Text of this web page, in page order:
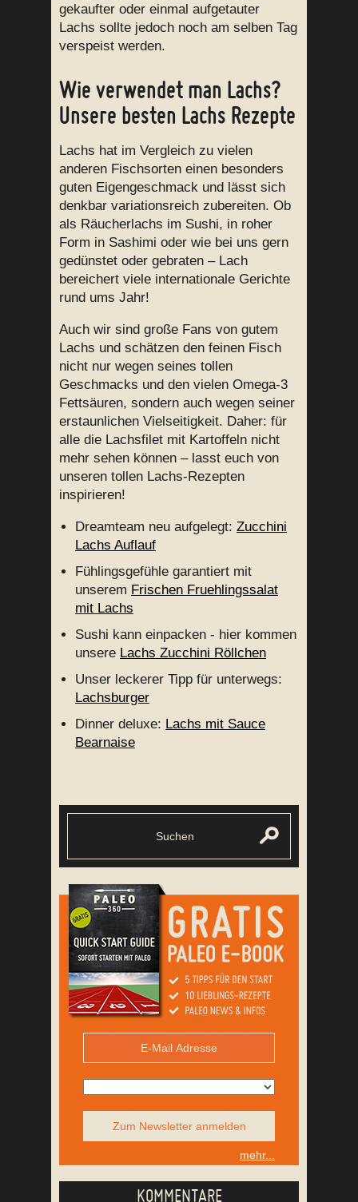
gekaufter oder einmal aufgetauter
Lachs sollte jedoch noch am selben Tag
verspeist werden.
Wie verwendet man Lachs?
Unsere besten Lachs Rezepte
Lachs hat im Vergleich zu vielen
anderen Fischsorten einen besonders
guten Eigengeschmack und lässt sich
denkbar variationsreich zubereiten. Ob
als Räucherlachs im Sushi, in roher
Form in Sashimi oder wie bei uns gern
gedünstet oder gebraten – Lach
bereichert viele internationale Gerichte
rund ums Jahr!
Auch wir sind große Fans von gutem
Lachs und schätzen den feinen Fisch
nicht nur wegen seines tollen
Geschmacks und den vielen Omega-3
Fettsäuren, sondern auch wegen seiner
erstaunlichen Vielseitigkeit. Daher: für
alle die Lachsfilet mit Kartoffeln nicht
mehr sehen können – lasst euch von
unseren tollen Lachs-Rezepten
inspirieren!
Dreamteam neu aufgelegt: Zucchini
Lachs Auflauf
Fühlingsgefühle garantiert mit
unserem Frischen Fruehlingssalat
mit Lachs
Sushi kann einpacken - hier kommen
unsere Lachs Zucchini Röllchen
Unser leckerer Tipp für unterwegs:
Lachsburger
Dinner deluxe: Lachs mit Sauce
Bearnaise
Zum Newsletter anmelden
mehr...
KOMMENTARE